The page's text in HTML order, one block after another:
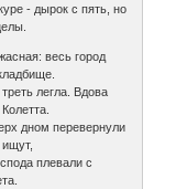
- дырок с пять, но
весь город
легла. Вдова
дном перевернули
ищут,
плевали с